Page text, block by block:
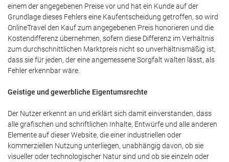
einem der angegebenen Preise vor und hat ein Kunde auf der
Grundlage dieses Fehlers eine Kaufentscheidung getroffen, so wird
OnlineTravel den Kauf zum angegebenen Preis honorieren und die
Kostendifferenz übernehmen, sofern diese Differenz im Verhältnis
zum durchschnittlichen Marktpreis nicht so unverhältnismäßig ist,
dass sie für jeden, der eine angemessene Sorgfalt walten lässt, als
Fehler erkennbar wäre.
Geistige und gewerbliche Eigentumsrechte
Der Nutzer erkennt an und erklärt sich damit einverstanden, dass
alle grafischen und schriftlichen Inhalte, Entwürfe und alle anderen
Elemente auf dieser Website, die einer industriellen oder
kommerziellen Nutzung unterliegen, unabhängig davon, ob sie
visueller oder technologischer Natur sind und ob sie einzeln oder